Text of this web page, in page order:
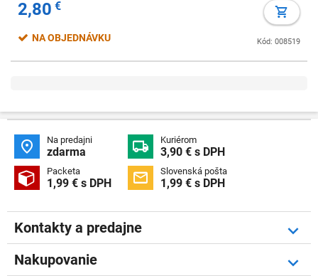
2,80 €
Kód: 008519
NA OBJEDNÁVKU
 Na predajni
zdarma  Kuriérom
3,90 € s DPH
 Packeta
1,99 € s DPH  Slovenská pošta
1,99 € s DPH
Kontakty a predajne
Nakupovanie